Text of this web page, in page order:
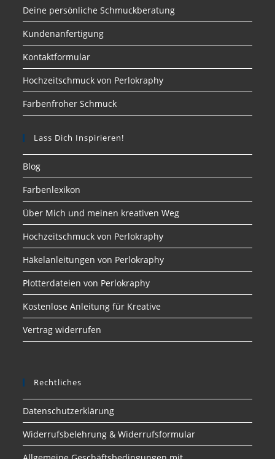
Deine persönliche Schmuckberatung
Kundenanfertigung
Kontaktformular
Hochzeitschmuck von Perlokraphy
Farbenfroher Schmuck
Lass Dich Inspirieren!
Blog
Farbenlexikon
Über Mich und meinen kreativen Weg
Hochzeitschmuck von Perlokraphy
Häkelanleitungen von Perlokraphy
Plotterdateien von Perlokraphy
Kostenlose Anleitung für Kreative
Vertrag widerrufen
Rechtliches
Datenschutzerklärung
Widerrufsbelehrung & Widerrufsformular